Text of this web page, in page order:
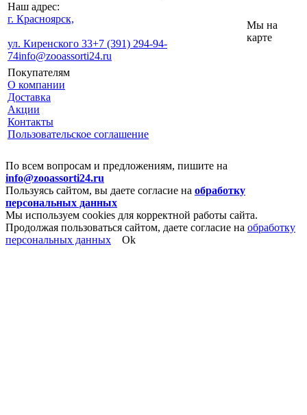
Наш адрес:
г. Красноярск,
ул. Киренского 33+7 (391) 294-94-
74info@zooassorti24.ru
Мы на
карте
Покупателям
О компании
Доставка
Акции
Контакты
Пользовательское соглашение
По всем вопросам и предложениям, пишите на
info@zooassorti24.ru
Пользуясь сайтом, вы даете согласие на обработку
персональных данных
Мы используем cookies для корректной работы сайта.
Продолжая пользоваться сайтом, даете согласие на обработку
персональных данных
Ok